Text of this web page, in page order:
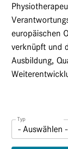
europäischen
verknüpft und
Ausbildung,
Typ